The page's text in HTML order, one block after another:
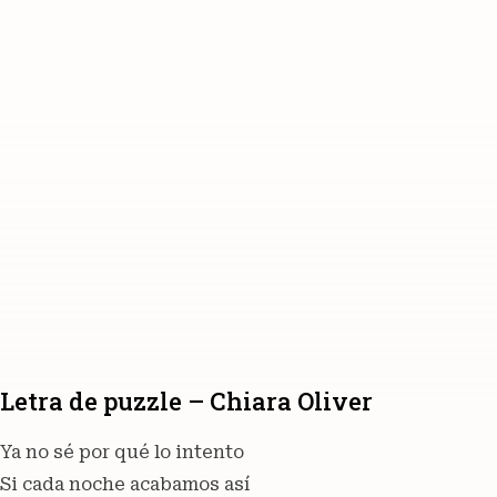
Letra de puzzle – Chiara Oliver
Ya no sé por qué lo intento
Si cada noche acabamos así